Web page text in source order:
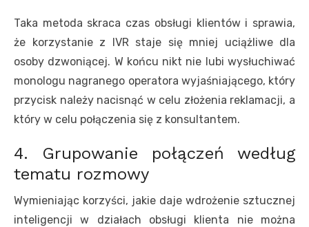
Taka metoda skraca czas obsługi klientów i sprawia,
że korzystanie z IVR staje się mniej uciążliwe dla
osoby dzwoniącej. W końcu nikt nie lubi wysłuchiwać
monologu nagranego operatora wyjaśniającego, który
przycisk należy nacisnąć w celu złożenia reklamacji, a
który w celu połączenia się z konsultantem.
4. Grupowanie połączeń według
tematu rozmowy
Wymieniając korzyści, jakie daje wdrożenie sztucznej
inteligencji w działach obsługi klienta nie można